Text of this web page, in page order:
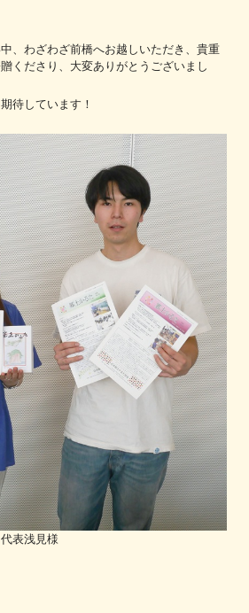
、わざわざ前橋へお越しいただき、貴重
くださり、大変ありがとうございまし
待しています！
表浅見様